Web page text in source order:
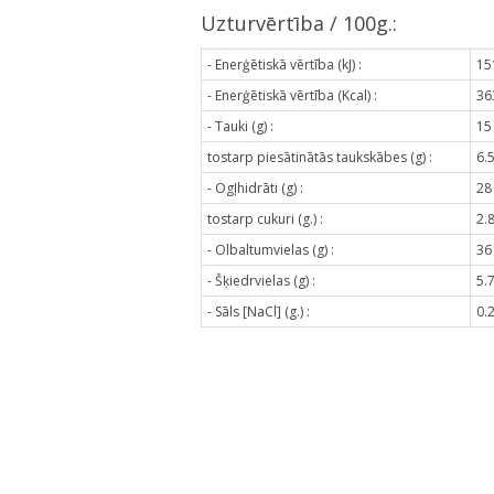
Uzturvērtība / 100g.:
- Enerģētiskā vērtība (kJ) :
- Enerģētiskā vērtība (Kcal) :
- Tauki (g) :
15
tostarp piesātinātās taukskābes (g) :
6.5
- Ogļhidrāti (g) :
28
tostarp cukuri (g.) :
2.8
- Olbaltumvielas (g) :
36
- Šķiedrvielas (g) :
5.7
- Sāls [NaCl] (g.) :